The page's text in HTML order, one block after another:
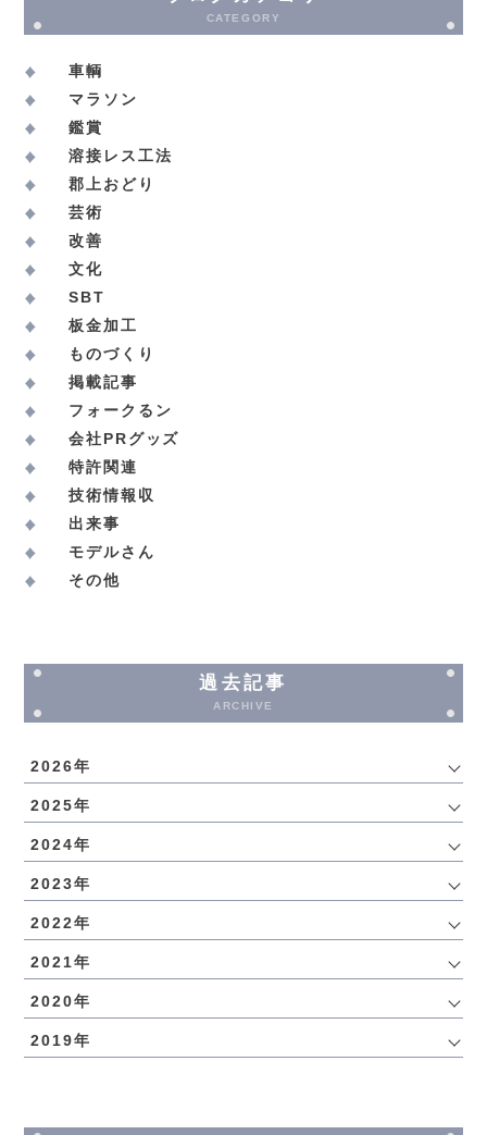
CATEGORY
車輌
マラソン
鑑賞
溶接レス工法
郡上おどり
芸術
改善
文化
SBT
板金加工
ものづくり
掲載記事
フォークるン
会社PRグッズ
特許関連
技術情報収
出来事
モデルさん
その他
過去記事
ARCHIVE
2026年
2025年
2024年
2023年
2022年
2021年
2020年
2019年